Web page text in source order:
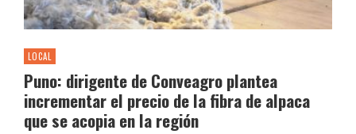
LOCAL
Puno: dirigente de Conveagro plantea
incrementar el precio de la fibra de alpaca
que se acopia en la región